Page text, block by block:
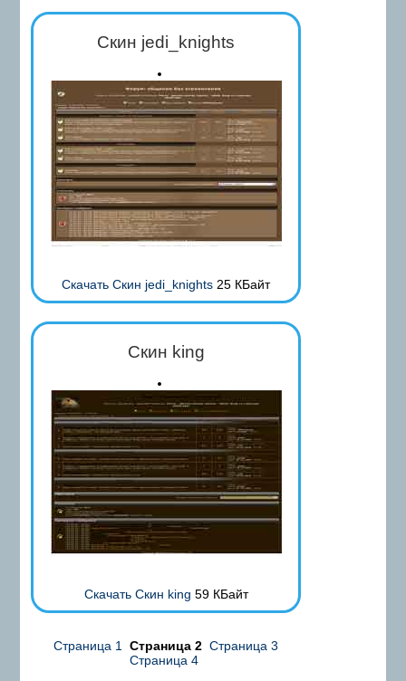
Скин jedi_knights
Скачать Скин jedi_knights 25 КБайт
Скин king
Скачать Скин king 59 КБайт
Страница 1 Страница 2 Страница 3
Страница 4